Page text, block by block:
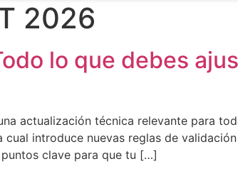
2026
lo que debes
actualización técnica relevante para
cual introduce nuevas reglas de
clave para que tu […]